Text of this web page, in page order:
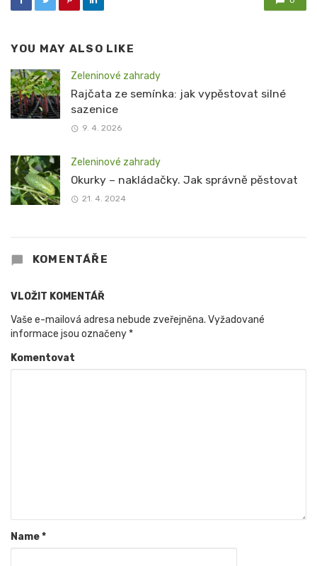
YOU MAY ALSO LIKE
Zeleninové zahrady
Rajčata ze semínka: jak vypěstovat silné
sazenice
9. 4. 2026
Zeleninové zahrady
Okurky – nakládačky. Jak správně pěstovat
21. 4. 2024
KOMENTÁŘE
VLOŽIT KOMENTÁŘ
Vaše e-mailová adresa nebude zveřejněna. Vyžadované
informace jsou označeny *
Komentovat
Name*